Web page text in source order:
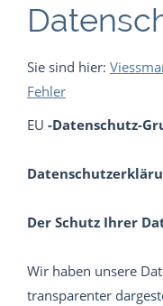
Sie sind hier:
Fehler
EU -Datenschutz-
Der Schutz Ihrer
Wir haben unsere
transparenter